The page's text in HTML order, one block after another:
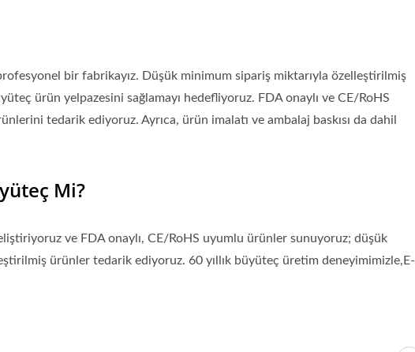
bir fabrikayız. Düşük minimum sipariş miktarıyla özelleştirilmiş
ürün yelpazesini sağlamayı hedefliyoruz. FDA onaylı ve CE/RoHS
tedarik ediyoruz. Ayrıca, ürün imalatı ve ambalaj baskısı da dahil
Mi?
ve FDA onaylı, CE/RoHS uyumlu ürünler sunuyoruz; düşük
ürünler tedarik ediyoruz. 60 yıllık büyüteç üretim deneyimimizle,E-